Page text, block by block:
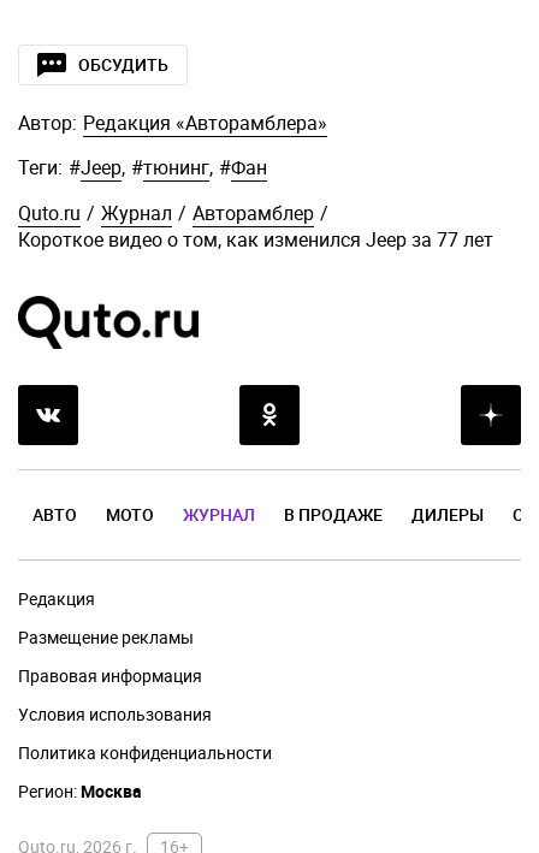
ОБСУДИТЬ
Автор: Редакция «Авторамблера»
Теги: #Jeep, #тюнинг, #Фан
Quto.ru / Журнал / Авторамблер /
Короткое видео о том, как изменился Jeep за 77 лет
АВТО МОТО ЖУРНАЛ В ПРОДАЖЕ ДИЛЕРЫ
Редакция
Размещение рекламы
Правовая информация
Условия использования
Политика конфиденциальности
Регион:Москва
Quto.ru, 2026 г. 16+